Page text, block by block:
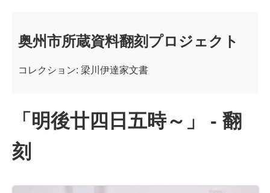
奥州市所蔵資料翻刻プロジェクト
コレクション: 梁川伊達家文書
「明後廿四日五時～」 - 翻
刻